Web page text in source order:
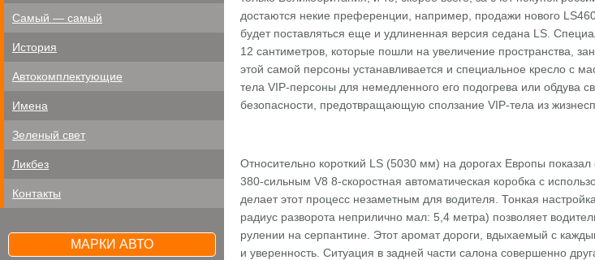
Самый — самый
История
Автокомплектующие
Имена
Зеленый свет
Ликбез
Контакты
МАРКИ АВТО
достаются некие преференции, например, продажи нового
будет поставляться еще и удлиненная версия седана LS.
12 сантиметров, которые пошли на увеличение пространства,
этой самой персоны устанавливается и специальное кресло с
тела VIP-персоны для немедленного его подогрева или обдува
безопасности, предотвращающую сползание VIP-тела из
Относительно короткий LS (5030 мм) на дорогах Европы
380-сильным V8 8-скоростная автоматическая коробка с
делает этот процесс незаметным для водителя. Тонкая
радиус разворота неприлично мал: 5,4 метра) позволяет
рулении на серпантине. Этот аромат дороги, вдыхаемый с
и уверенность. Ситуация в задней части салона совершенно